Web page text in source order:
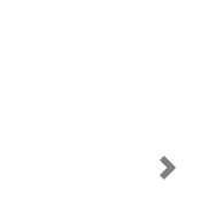
Next